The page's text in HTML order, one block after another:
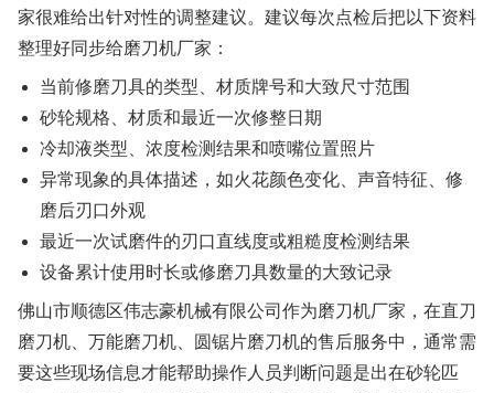
家很难给出针对性的调整建议。建议每次点检后把以下资料
整理好同步给磨刀机厂家：
当前修磨刀具的类型、材质牌号和大致尺寸范围
砂轮规格、材质和最近一次修整日期
冷却液类型、浓度检测结果和喷嘴位置照片
异常现象的具体描述，如火花颜色变化、声音特征、修
磨后刃口外观
最近一次试磨件的刃口直线度或粗糙度检测结果
设备累计使用时长或修磨刀具数量的大致记录
佛山市顺德区伟志豪机械有限公司作为磨刀机厂家，在直刀
磨刀机、万能磨刀机、圆锯片磨刀机的售后服务中，通常需
要这些现场信息才能帮助操作人员判断问题是出在砂轮匹